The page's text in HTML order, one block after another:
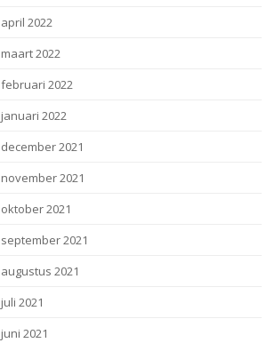
april 2022
maart 2022
februari 2022
januari 2022
december 2021
november 2021
oktober 2021
september 2021
augustus 2021
juli 2021
juni 2021